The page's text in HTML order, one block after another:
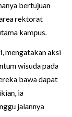
bertujuan
rektorat
kampus.
mengatakan aksi
wisuda pada
bawa dapat
ia
jalannya